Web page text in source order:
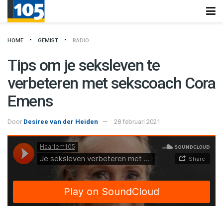
HOME GEMIST RADIO
Tips om je seksleven te
verbeteren met sekscoach Cora
Emens
Door Desiree van der Heiden 28 februari 2021
Haarlem105 Je seksleven verbeteren met sekscoach Cora Emens